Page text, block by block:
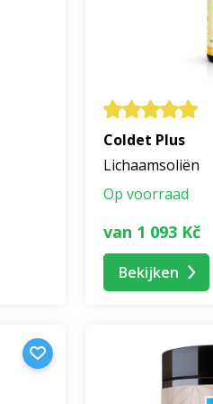
ontspanning.
de natuur.
zijn de producten
barrière van de huid
regelmatig gebruik wordt de
en synthetische
Coldet Plus
Lichaamsoliën
Op voorraad
van 1 093 Kč
Bekijken